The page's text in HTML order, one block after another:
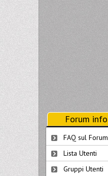
Forum info
FAQ sul Forum
Lista Utenti
Gruppi Utenti